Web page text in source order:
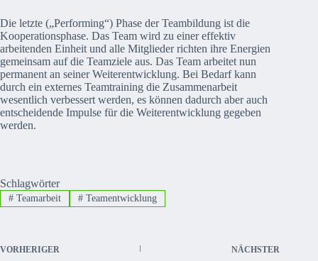
Die letzte („Performing“) Phase der Teambildung ist die
Kooperationsphase. Das Team wird zu einer effektiv
arbeitenden Einheit und alle Mitglieder richten ihre Energien
gemeinsam auf die Teamziele aus. Das Team arbeitet nun
permanent an seiner Weiterentwicklung. Bei Bedarf kann
durch ein externes Teamtraining die Zusammenarbeit
wesentlich verbessert werden, es können dadurch aber auch
entscheidende Impulse für die Weiterentwicklung gegeben
werden.
Schlagwörter
#Teamarbeit #Teamentwicklung
VORHERIGER NÄCHSTER